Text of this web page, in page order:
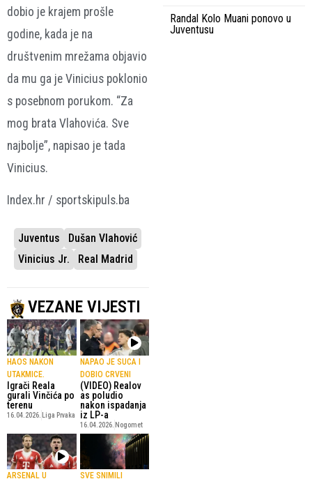
dobio je krajem prošle
godine, kada je na
društvenim mrežama objavio
da mu ga je Vinicius poklonio
s posebnom porukom. “Za
mog brata Vlahovića. Sve
najbolje”, napisao je tada
Vinicius.
Index.hr / sportskipuls.ba
Juventus
Dušan Vlahović
Vinicius Jr.
Real Madrid
VEZANE VIJESTI
HAOS NAKON
UTAKMICE.
Igrači Reala
gurali Vinčića po
terenu
16.04.2026. Liga Prvaka
NAPAO JE SUCA I
DOBIO CRVENI
(VIDEO) Realov
as poludio
nakon ispadanja
iz LP-a
16.04.2026. Nogomet
ARSENAL U SVE SNIMILI
Randal Kolo Muani ponovo u
Juventusu